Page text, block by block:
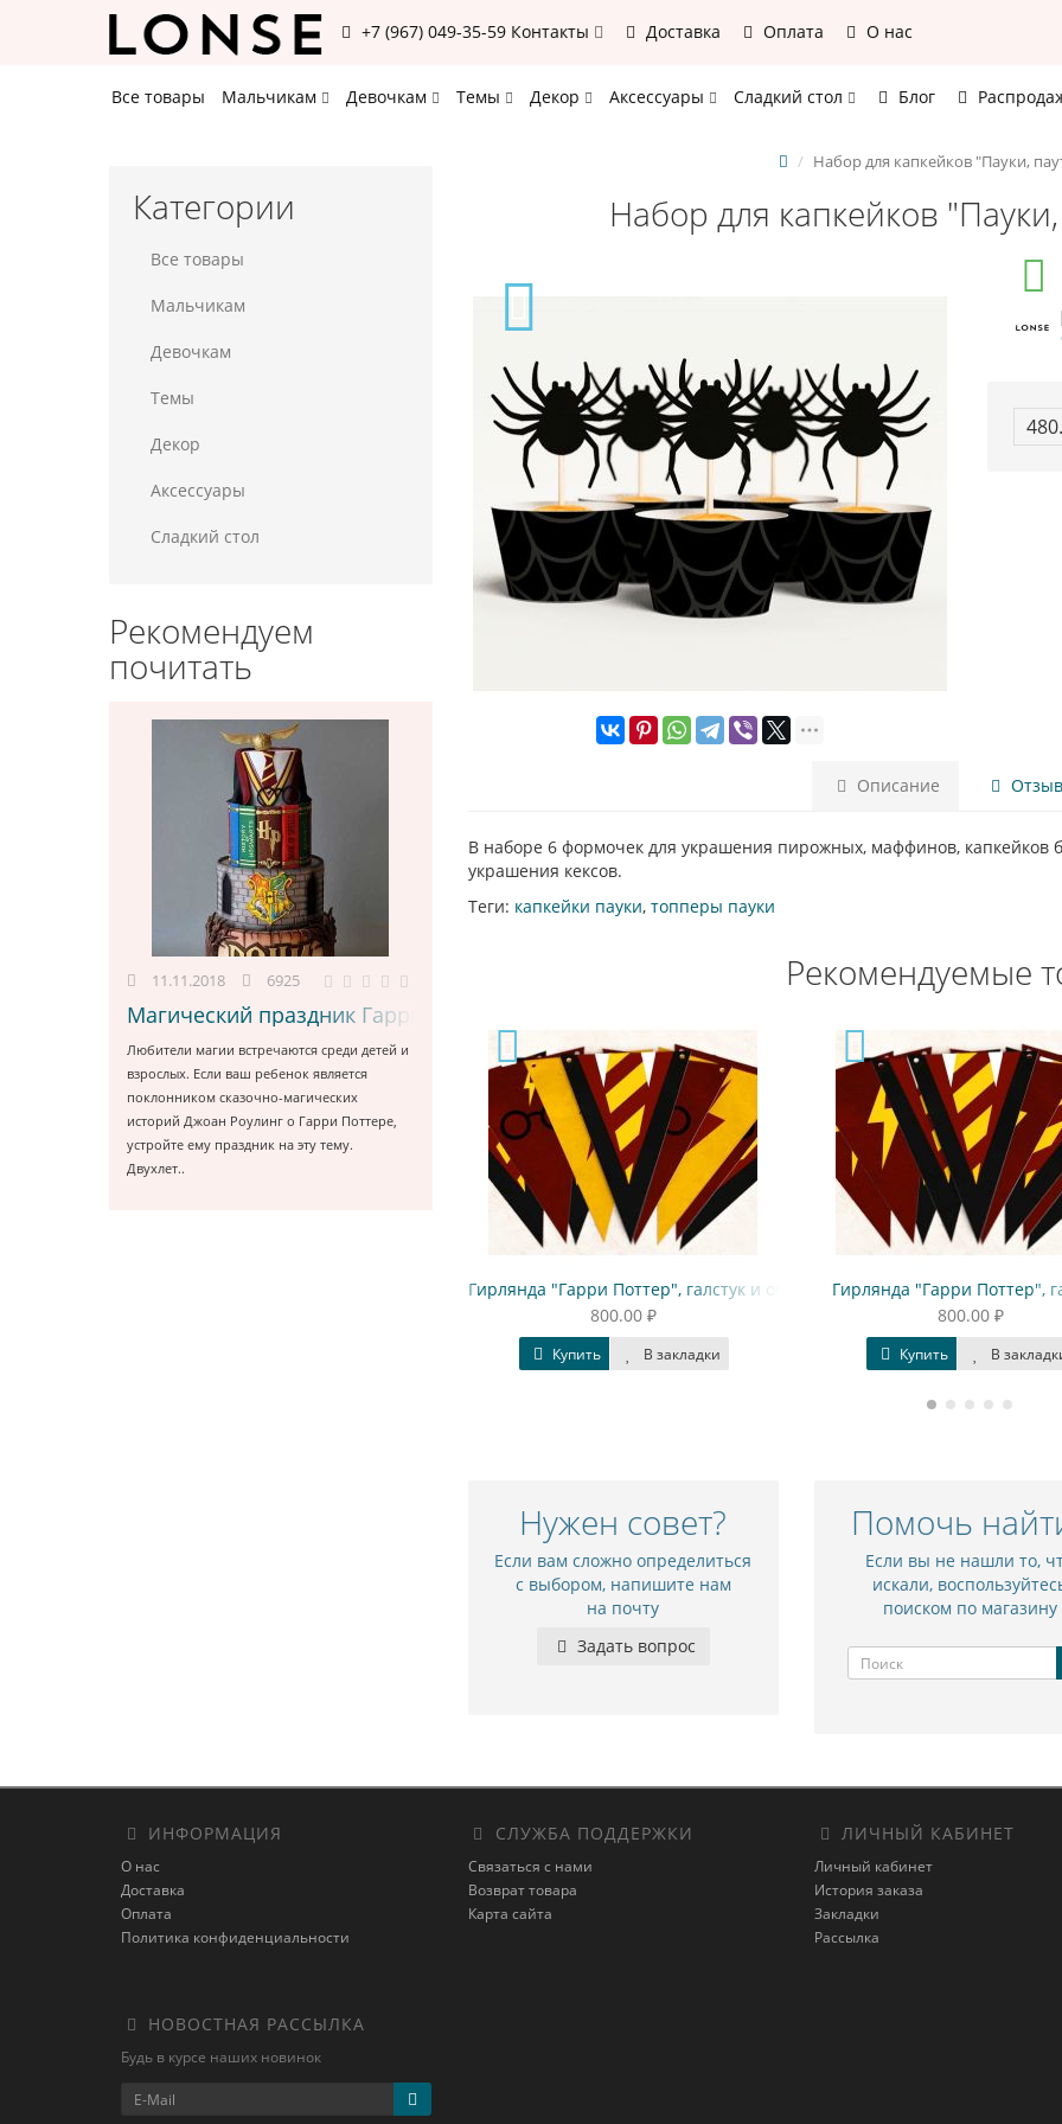
+7 (967) 049-35-59 Контакты Доставка Оплата О нас
Все товары Мальчикам Девочкам Темы Декор Аксессуары Сладкий стол Блог
Категории
Все товары
Мальчикам
Девочкам
Темы
Декор
Аксессуары
Сладкий стол
Рекомендуем
почитать
11.11.2018 6925
Магический праздник Гарри Поттер
Любители магии встречаются среди детей и
взрослых. Если ваш ребенок является
поклонником сказочно-магических
историй Джоан Роулинг о Гарри Поттере,
устройте ему праздник на эту тему.
Двухлет..
Набор для капкейков "Пауки,
Набор для капкейков
Описание
В наборе 6 формочек для украшения пирожных, маффинов, капкейков
украшения кексов.
Теги: капкейки пауки, топперы пауки
Рекомендуемые
Плакат 120х100 см "Гарри Поттер", галстукГирлянда "Гарри Поттер", галстук и очки
800.00 ₽
Купить В закладки
Гирлянда "Гарри Поттер",
800.00 ₽
Купить В
Нужен совет?
Если вам сложно определиться
с выбором, напишите нам
на почту
Задать вопрос
Помочь
Если вы не нашли то,
искали,
поиском по магазину
ИНФОРМАЦИЯ
О нас
Доставка
Оплата
Политика конфиденциальности
СЛУЖБА ПОДДЕРЖКИ
Связаться с нами
Возврат товара
Карта сайта
ЛИЧНЫЙ КАБИНЕТ
Личный кабинет
История заказа
Закладки
Рассылка
НОВОСТНАЯ РАССЫЛКА
Будь в курсе наших новинок